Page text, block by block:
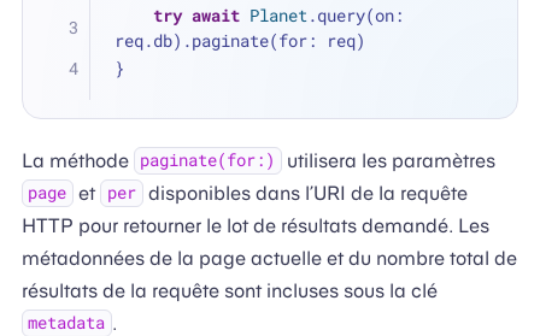
try await Planet .query(on:
req.db).paginate(for: req)
}
La méthode paginate(for:) utilisera les paramètres
page et per disponibles dans l’URI de la requête
HTTP pour retourner le lot de résultats demandé. Les
métadonnées de la page actuelle et du nombre total de
résultats de la requête sont incluses sous la clé
metadata .